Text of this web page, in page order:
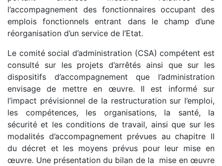
l’accompagnement des fonctionnaires occupant des
emplois fonctionnels entrant dans le champ d’une
réorganisation d’un service de l’Etat.
Le comité social d’administration (CSA) compétent est
consulté sur les projets d’arrêtés ainsi que sur les
dispositifs d’accompagnement que l’administration
envisage de mettre en œuvre. Il est informé sur
l’impact prévisionnel de la restructuration sur l’emploi,
les compétences, les organisations, la santé, la
sécurité et les conditions de travail, ainsi que sur les
modalités d’accompagnement prévues au chapitre II
du décret et les moyens prévus pour leur mise en
œuvre. Une présentation du bilan de la mise en œuvre